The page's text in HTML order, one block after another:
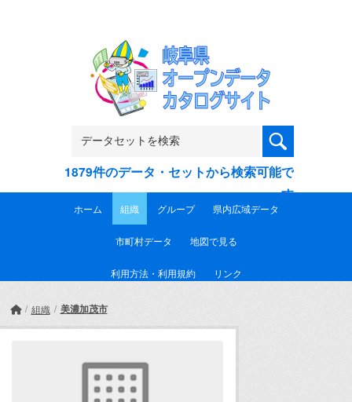
1879件のデータ・セットから検索可能で
す
ホーム 組織 グループ 県内広域データ
市町村データ 地図で見る
利用方法・利用規約 リンク
組織 美濃加茂市